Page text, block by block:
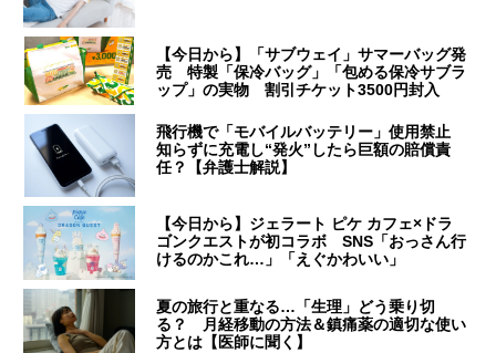
【今日から】「サブウェイ」サマーバッグ発
売 特製「保冷バッグ」「包める保冷サブラ
ップ」の実物 割引チケット3500円封入
飛行機で「モバイルバッテリー」使用禁止
知らずに充電し“発火”したら巨額の賠償責
任？【弁護士解説】
【今日から】ジェラート ピケ カフェ×ドラ
ゴンクエストが初コラボ SNS「おっさん行
けるのかこれ…」「えぐかわいい」
夏の旅行と重なる…「生理」どう乗り切
る？ 月経移動の方法＆鎮痛薬の適切な使い
方とは【医師に聞く】